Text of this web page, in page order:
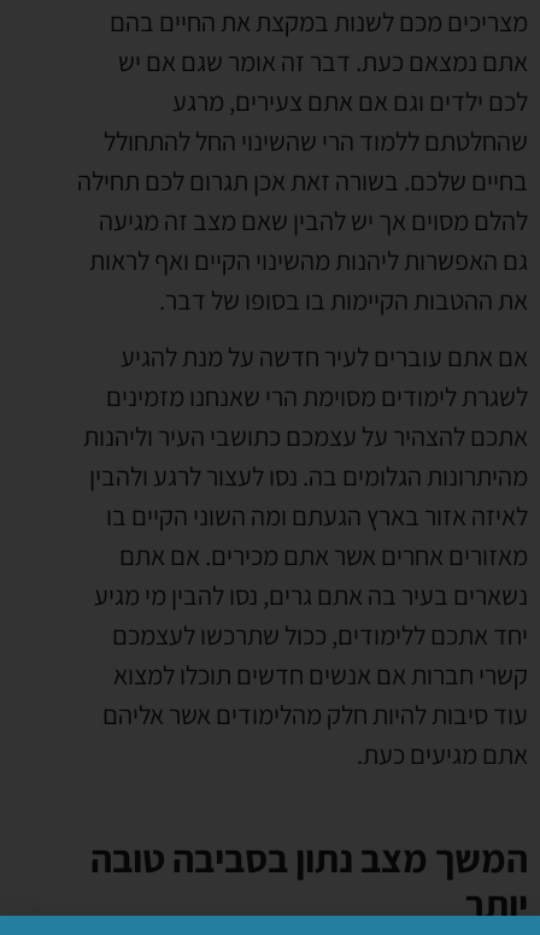
מצריכים מכם לשנות במקצת את החיים בהם
אתם נמצאם כעת. דבר זה אומר שגם אם יש
לכם ילדים וגם אם אתם צעירים, מרגע
שהחלטתם ללמוד הרי שהשינוי החל להתחולל
בחיים שלכם. בשורה זאת אכן תגרום לכם תחילה
להלם מסוים אך יש להבין שאם מצב זה מגיעה
גם האפשרות ליהנות מהשינוי הקיים ואף לראות
את ההטבות הקיימות בו בסופו של דבר.
אם אתם עוברים לעיר חדשה על מנת להגיע
לשגרת לימודים מסוימת הרי שאנחנו מזמינים
אתכם להצהיר על עצמכם כתושבי העיר וליהנות
מהיתרונות הגלומים בה. נסו לעצור לרגע ולהבין
לאיזה אזור בארץ הגעתם ומה השוני הקיים בו
מאזורים אחרים אשר אתם מכירים. אם אתם
נשארים בעיר בה אתם גרים, נסו להבין מי מגיע
יחד אתכם ללימודים, ככול שתרכשו לעצמכם
קשרי חברות אם אנשים חדשים תוכלו למצוא
עוד סיבות להיות חלק מהלימודים אשר אליהם
אתם מגיעים כעת.
המשך מצב נתון בסביבה טובה
יותר